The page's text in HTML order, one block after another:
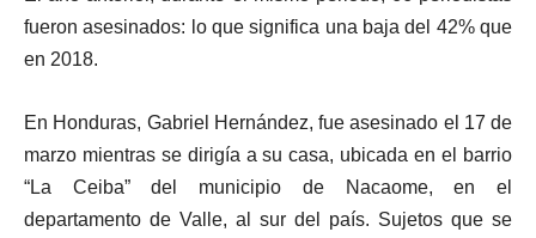
fueron asesinados: lo que significa una baja del 42% que
en 2018.
En Honduras, Gabriel Hernández, fue asesinado el 17 de
marzo mientras se dirigía a su casa, ubicada en el barrio
“La Ceiba” del municipio de Nacaome, en el
departamento de Valle, al sur del país. Sujetos que se